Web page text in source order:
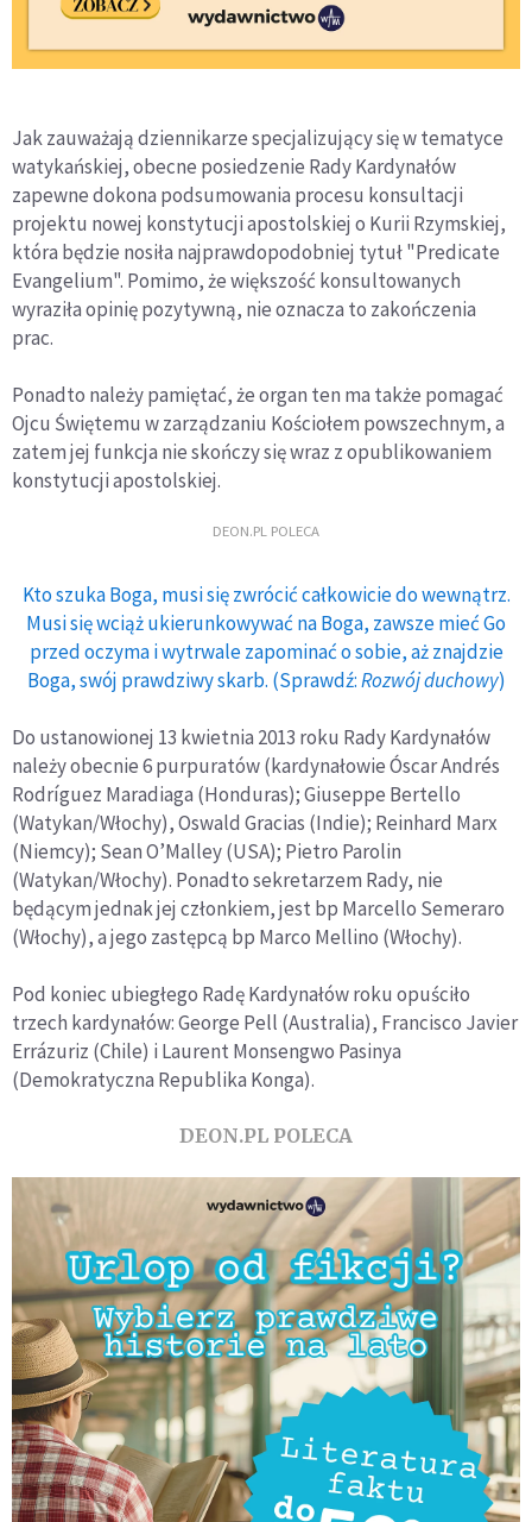
Jak zauważają dziennikarze specjalizujący się w tematyce
watykańskiej, obecne posiedzenie Rady Kardynałów
zapewne dokona podsumowania procesu konsultacji
projektu nowej konstytucji apostolskiej o Kurii Rzymskiej,
która będzie nosiła najprawdopodobniej tytuł "Predicate
Evangelium". Pomimo, że większość konsultowanych
wyraziła opinię pozytywną, nie oznacza to zakończenia
prac.
Ponadto należy pamiętać, że organ ten ma także pomagać
Ojcu Świętemu w zarządzaniu Kościołem powszechnym, a
zatem jej funkcja nie skończy się wraz z opublikowaniem
konstytucji apostolskiej.
DEON.PL POLECA
Kto szuka Boga, musi się zwrócić całkowicie do wewnątrz.
Musi się wciąż ukierunkowywać na Boga, zawsze mieć Go
przed oczyma i wytrwale zapominać o sobie, aż znajdzie
Boga, swój prawdziwy skarb. (Sprawdź:Rozwój duchowy)
Do ustanowionej 13 kwietnia 2013 roku Rady Kardynałów
należy obecnie 6 purpuratów (kardynałowie Óscar Andrés
Rodríguez Maradiaga (Honduras); Giuseppe Bertello
(Watykan/Włochy), Oswald Gracias (Indie); Reinhard Marx
(Niemcy); Sean O’Malley (USA); Pietro Parolin
(Watykan/Włochy). Ponadto sekretarzem Rady, nie
będącym jednak jej członkiem, jest bp Marcello Semeraro
(Włochy), a jego zastępcą bp Marco Mellino (Włochy).
Pod koniec ubiegłego Radę Kardynałów roku opuściło
trzech kardynałów: George Pell (Australia), Francisco Javier
Errázuriz (Chile) i Laurent Monsengwo Pasinya
(Demokratyczna Republika Konga).
DEON.PL POLECA